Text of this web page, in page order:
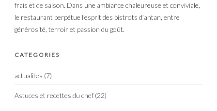
frais et de saison. Dans une ambiance chaleureuse et conviviale,
le restaurant perpétue l’esprit des bistrots d’antan, entre
générosité, terroir et passion du goût.
CATEGORIES
actualites (7)
Astuces et recettes du chef (22)